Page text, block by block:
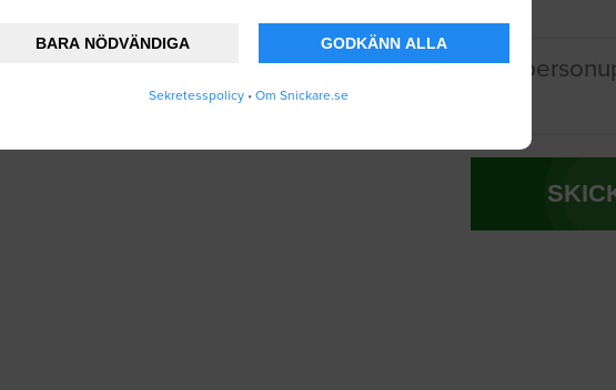
BARA NÖDVÄNDIGA GODKÄNN ALLA
Sekretesspolicy • Om Snickare.se
att Snickare.se lagrar och använder mina
.